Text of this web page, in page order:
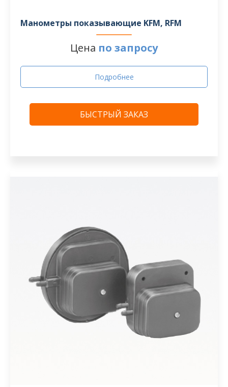
Манометры показывающие KFM, RFM
Цена по запросу
Подробнее
БЫСТРЫЙ ЗАКАЗ